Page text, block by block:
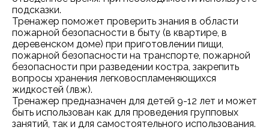
подсказки.
Тренажер поможет проверить знания в области
пожарной безопасности в быту (в квартире, в
деревенском доме) при приготовлении пищи,
пожарной безопасности на транспорте, пожарной
безопасности при разведении костра, закрепить
вопросы хранения легковоспламеняющихся
жидкостей (лвж).
Тренажер предназначен для детей 9-12 лет и может
быть использован как для проведения групповых
занятий, так и для самостоятельного использования.